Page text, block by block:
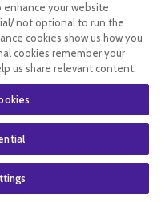
EXPÉDITION
enhance your website
not optional to run the
cookies show us how you
cookies remember your
us share relevant content.